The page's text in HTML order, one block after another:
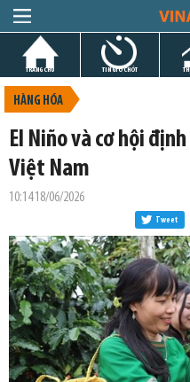
TRANG CHỦ TIN GIỜ CHÓT
HÀNG HÓA
El Niño và cơ hội
Việt Nam
10:14 18/06/2026
Tweet